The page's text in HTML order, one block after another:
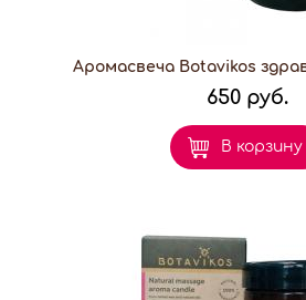
Аромасвеча Botavikos
650 руб.
В корзину